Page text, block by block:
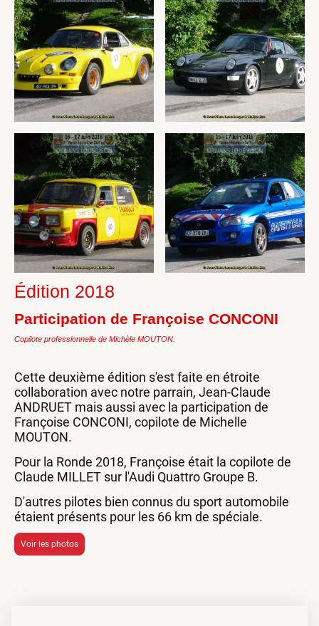
Édition 2018
Participation de Françoise CONCONI
Copilote professionnelle de Michèle MOUTON.
Cette deuxième édition s'est faite en étroite
collaboration avec notre parrain, Jean-Claude
ANDRUET mais aussi avec la participation de
Françoise CONCONI, copilote de Michelle
MOUTON.
Pour la Ronde 2018, Françoise était la copilote de
Claude MILLET sur l'Audi Quattro Groupe B.
D'autres pilotes bien connus du sport automobile
étaient présents pour les 66 km de spéciale.
Voir les photos